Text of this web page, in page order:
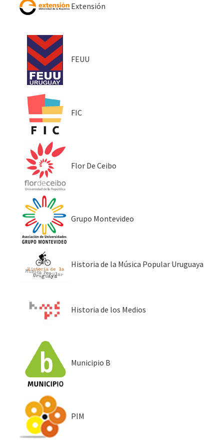
Extensión
FEUU
FIC
Flor De Ceibo
Grupo Montevideo
Historia de la Música Popular Uruguaya
Historia de los Medios
Municipio B
PIM